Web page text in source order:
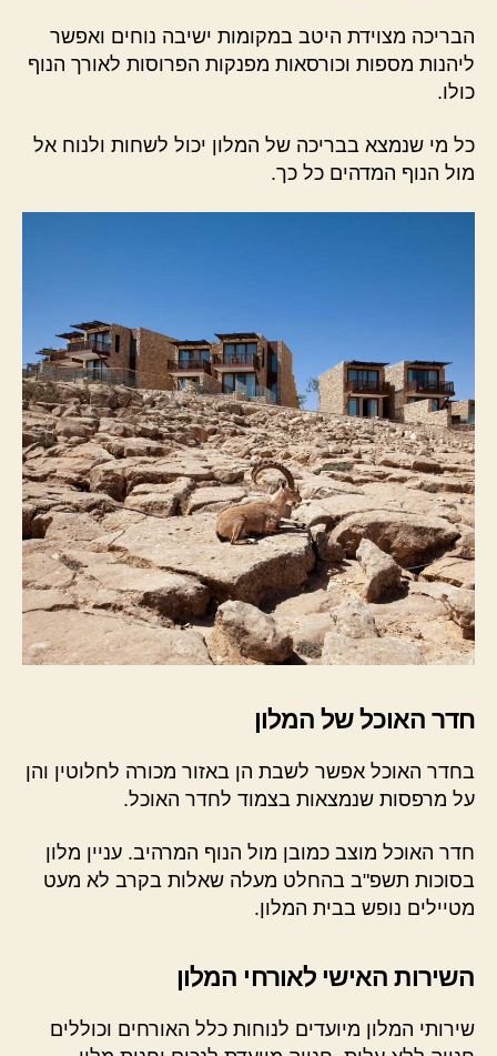
הבריכה מצוידת היטב במקומות ישיבה נוחים ואפשר
ליהנות מספות וכורסאות מפנקות הפרוסות לאורך הנוף
כולו.
כל מי שנמצא בבריכה של המלון יכול לשחות ולנוח אל
מול הנוף המדהים כל כך.
חדר האוכל של המלון
בחדר האוכל אפשר לשבת הן באזור מכורה לחלוטין והן
על מרפסות שנמצאות בצמוד לחדר האוכל.
חדר האוכל מוצב כמובן מול הנוף המרהיב. עניין מלון
בסוכות תשפ"ב בהחלט מעלה שאלות בקרב לא מעט
מטיילים נופש בבית המלון.
השירות האישי לאורחי המלון
שירותי המלון מיועדים לנוחות כלל האורחים וכוללים